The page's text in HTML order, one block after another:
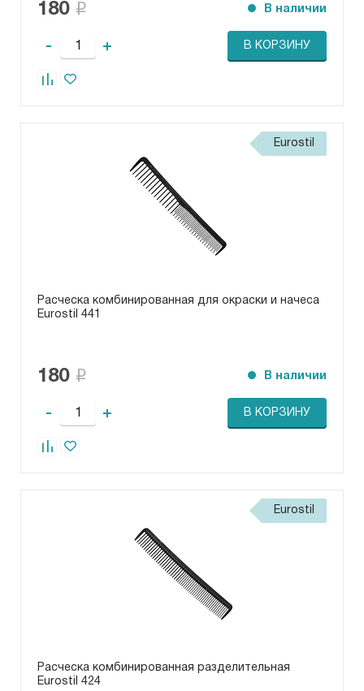
180 В наличии
- + В КОРЗИНУ
Eurostil
Расческа комбинированная для окраски и начеса
Eurostil 441
180 В наличии
- + В КОРЗИНУ
Eurostil
Расческа комбинированная разделительная
Eurostil 424